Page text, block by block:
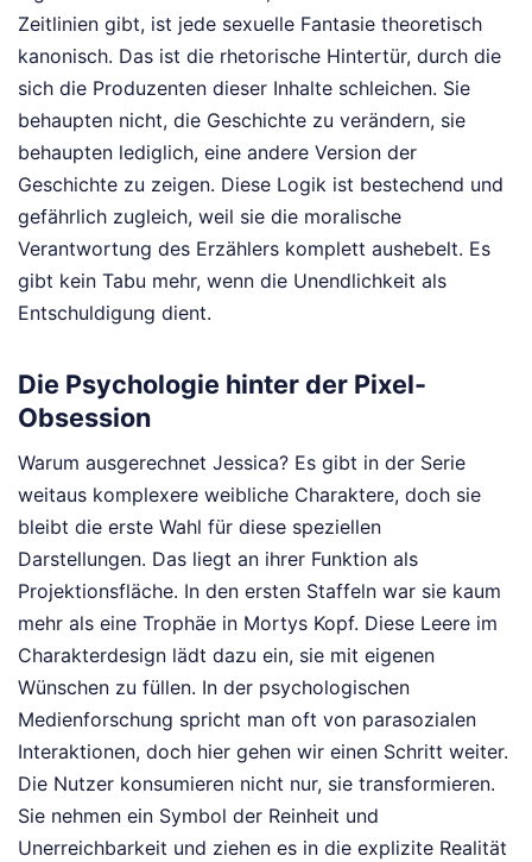
Zeitlinien gibt, ist jede sexuelle Fantasie theoretisch
kanonisch. Das ist die rhetorische Hintertür, durch die
sich die Produzenten dieser Inhalte schleichen. Sie
behaupten nicht, die Geschichte zu verändern, sie
behaupten lediglich, eine andere Version der
Geschichte zu zeigen. Diese Logik ist bestechend und
gefährlich zugleich, weil sie die moralische
Verantwortung des Erzählers komplett aushebelt. Es
gibt kein Tabu mehr, wenn die Unendlichkeit als
Entschuldigung dient.
Die Psychologie hinter der Pixel-
Obsession
Warum ausgerechnet Jessica? Es gibt in der Serie
weitaus komplexere weibliche Charaktere, doch sie
bleibt die erste Wahl für diese speziellen
Darstellungen. Das liegt an ihrer Funktion als
Projektionsfläche. In den ersten Staffeln war sie kaum
mehr als eine Trophäe in Mortys Kopf. Diese Leere im
Charakterdesign lädt dazu ein, sie mit eigenen
Wünschen zu füllen. In der psychologischen
Medienforschung spricht man oft von parasozialen
Interaktionen, doch hier gehen wir einen Schritt weiter.
Die Nutzer konsumieren nicht nur, sie transformieren.
Sie nehmen ein Symbol der Reinheit und
Unerreichbarkeit und ziehen es in die explizite Realität